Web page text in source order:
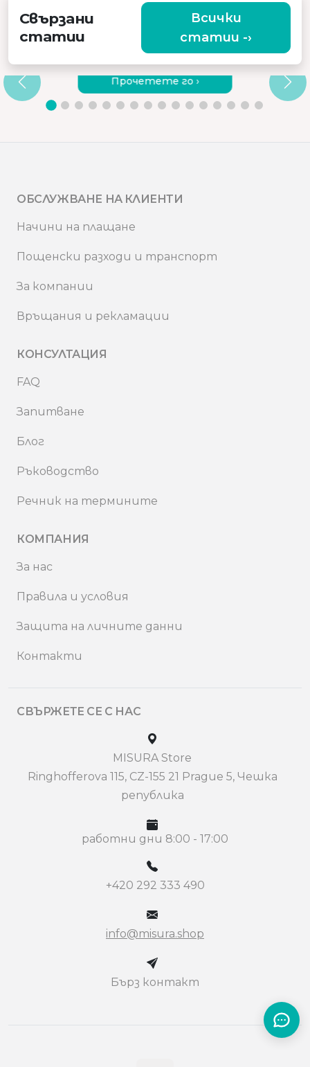
Свързани
статии
Всички
статии -›
ЗАЩО ДА ИЗБЕРЕТЕ КАЧЕСТВЕН
ВИБРИРАЩ МАСАЖОР?
Прочетете го ›
ОБСЛУЖВАНЕ НА КЛИЕНТИ
Начини на плащане
Пощенски разходи и транспорт
За компании
Връщания и рекламации
КОНСУЛТАЦИЯ
FAQ
Запитване
Блог
Ръководство
Речник на термините
КОМПАНИЯ
За нас
Правила и условия
Защита на личните данни
Контакти
СВЪРЖЕТЕ СЕ С НАС
MISURA Store
Ringhofferova 115, CZ-155 21 Prague 5, Чешка
република
работни дни 8:00 - 17:00
+420 292 333 490
info@misura.shop
Бърз контакт